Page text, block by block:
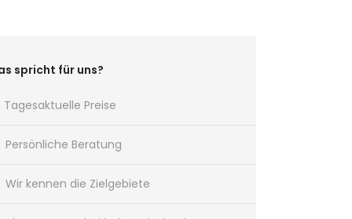
spricht für uns?
Tagesaktuelle Preise
Persönliche Beratung
Wir kennen die Zielgebiete